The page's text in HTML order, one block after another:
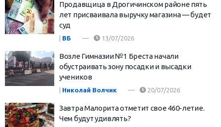
Продавщица в Дрогичинском районе пять
лет присваивала выручку магазина — будет
суд
| ВБ 13/07/2026
Возле Гимназии №1 Бреста начали
обустраивать зону посадки и высадки
учеников
| Николай Волчик 20/07/2026
Завтра Малорита отметит свое 460-летие.
Чем будут удивлять?